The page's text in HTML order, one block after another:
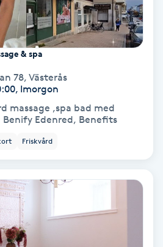
& spa
78, Västerås
Imorgon
massage ,spa bad med
jacuzzi o bastu med Benify Edenred, Benefits
Friskvård